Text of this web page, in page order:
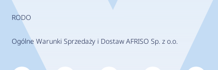
RODO
Ogólne Warunki Sprzedaży i Dostaw AFRISO Sp. z o.o.